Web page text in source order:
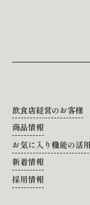
飲食店経営のお客様
商品情報
お気に入り機能の活
新着情報
採用情報